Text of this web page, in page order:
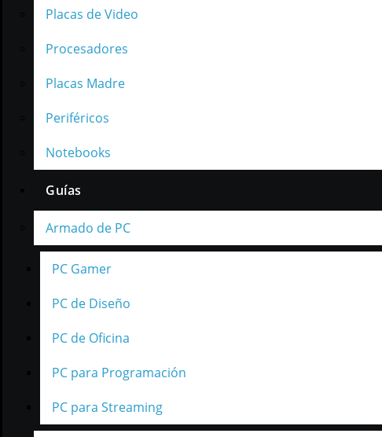
Placas de Video
Procesadores
Placas Madre
Periféricos
Notebooks
Guías
Armado de PC
PC Gamer
PC de Diseño
PC de Oficina
PC para Programación
PC para Streaming